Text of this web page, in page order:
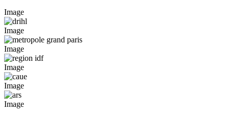
Image
Image
Image
Image
Image
Image